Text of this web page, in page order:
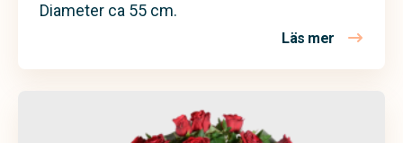
Diameter ca 55 cm.
Läs mer om